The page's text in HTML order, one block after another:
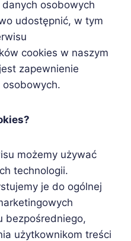
osobowych
udostępnić, w tym
cookies w naszym
zapewnienie
możemy używać
technologii.
je do ogólnej
bezpośredniego,
użytkownikom treści